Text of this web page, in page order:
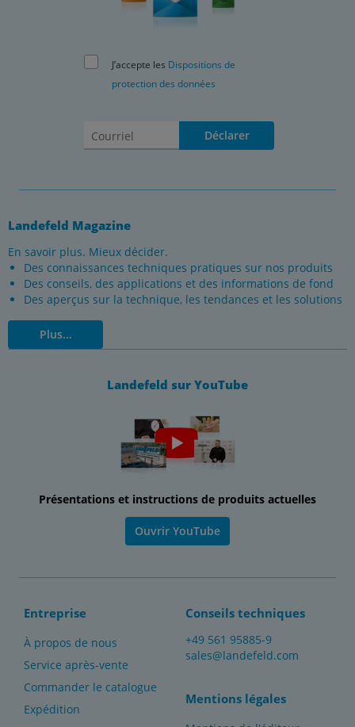
J’accepte les Dispositions de
protection des données
Déclarer
Landefeld Magazine
En savoir plus. Mieux décider.
Des connaissances techniques pratiques sur nos produits
Des conseils, des applications et des informations de fond
Des aperçus sur la technique, les tendances et les solutions
Plus...
Landefeld sur YouTube
Présentations et instructions de produits actuelles
Ouvrir YouTube
Entreprise
À propos de nous
Service après-vente
Commander le catalogue
Expédition
Conseils techniques
+49 561 95885-9
sales@landefeld.com
Mentions légales